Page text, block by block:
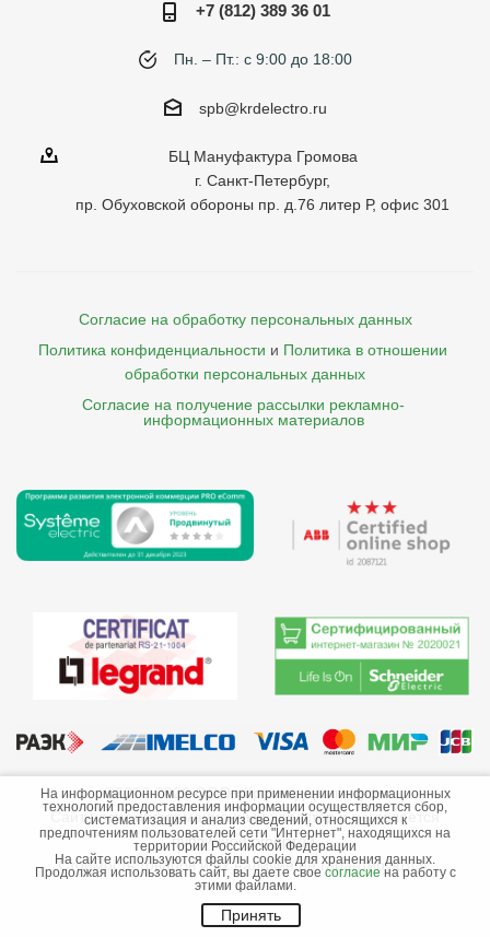
+7 (812) 389 36 01
Пн. – Пт.: с 9:00 до 18:00
spb@krdelectro.ru
БЦ Мануфактура Громова
г. Санкт-Петербург,
пр. Обуховской обороны пр. д.76 литер Р, офис 301
Согласие на обработку персональных данных
Политика конфиденциальности и Политика в отношении
обработки персональных данных
Согласие на получение рассылки рекламно-
    информационных материалов
©2013-2026 ООО «Краснодарэлектро»
Сайт носит информационный характер и не является
публичной офертой.
Стоимость товаров и их наличие не гарантируются.
На информационном ресурсе при применении информационных
технологий предоставления информации осуществляется сбор,
систематизация и анализ сведений, относящихся к
предпочтениям пользователей сети "Интернет", находящихся на
территории Российской Федерации
На сайте используются файлы cookie для хранения данных.
Продолжая использовать сайт, вы даете свое согласие на работу с
этими файлами.
Принять